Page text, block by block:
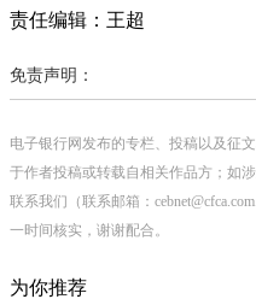
责任编辑：王超
免责声明：
电子银行网发布的专栏、投稿以及征
于作者投稿或转载自相关作品方；如
联系我们（联系邮箱：
一时间核实，谢谢配合。
为你推荐